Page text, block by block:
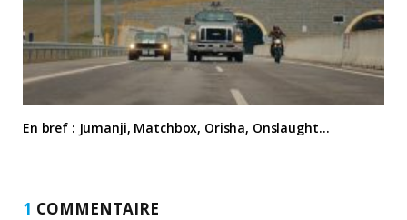
En bref : Jumanji, Matchbox, Orisha, Onslaught…
1 COMMENTAIRE